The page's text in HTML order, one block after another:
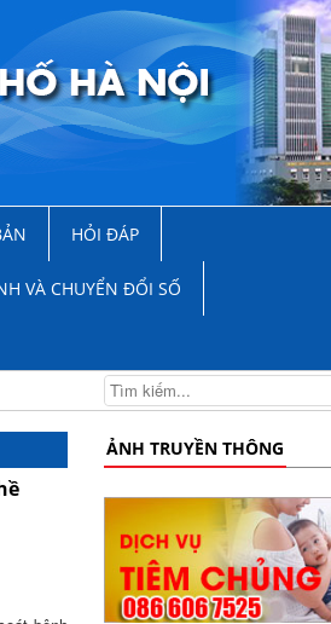
HỎI ĐÁP
VÀ CHUYỂN ĐỔI SỐ
ẢNH TRUYỀN THÔNG